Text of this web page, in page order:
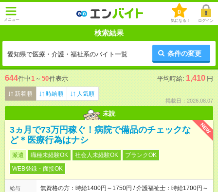
メニュー
0
気になる！ ログイン
検索結果
愛知県で医療・介護・福祉系のバイト一覧 条件の変更
644件中1 ～ 50件表示 平均時給: 1,410 円
新着順 時給順 人気順
掲載日：2026.08.07
未読
NEW
3ヵ月で73万円稼ぐ！病院で備品のチェックな
ど＊医療行為はナシ
派遣 職種未経験OK 社会人未経験OK
ブランクOK
WEB登録・面接OK
給与
無資格の方：時給1400円～1750円 / 介護福祉士：時給1700円～